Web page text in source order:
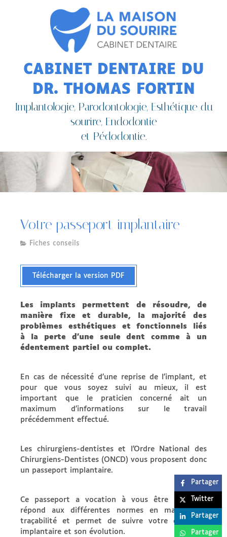
CABINET DENTAIRE DU
DR. THOMAS FORTIN
Implantologie, Parodontologie, Esthétique du
sourire, Endodontie
et Pédodontie.
Votre passeport implantaire
Fiches conseils
Télécharger la version PDF
Les implants permettent de résoudre, de
manière fixe et durable, la majorité des
problèmes esthétiques et fonctionnels liés
à la perte d’une seule dent comme à un
édentement partiel ou complet.
En cas de nécessité d’une reprise de l’implant, et
pour que vous soyez suivi au mieux, il est
important que le praticien concerné ait un
maximum d’informations sur le travail
précédemment effectué.
Les chirurgiens-dentistes et l’Ordre National des
Chirurgiens-Dentistes (ONCD) vous proposent donc
un passeport implantaire.
Ce passeport a vocation à vous être remis. Il
répond aux différentes normes en matière de
traçabilité et permet de suivre votre dispositif
implantaire et son évolution.
Partager
Twitter
Partager
Partager